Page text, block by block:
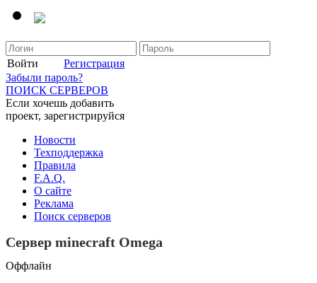
Войти
Регистрация
Забыли пароль?
ПОИСК СЕРВЕРОВ
Если хочешь добавить
проект, зарегистрируйся
Новости
Техподдержка
Правила
F.A.Q.
О сайте
Реклама
Поиск серверов
Сервер minecraft Omega
Оффлайн